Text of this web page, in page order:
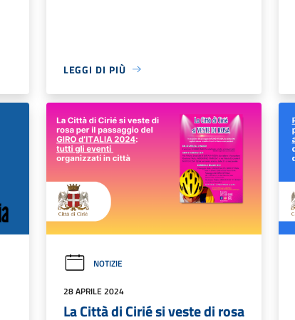
LEGGI DI PIÙ
NOTIZIE
28 APRILE 2024
La Città di Cirié si veste di rosa